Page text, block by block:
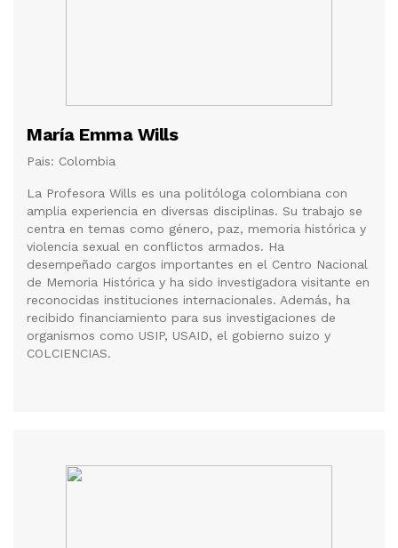
María Emma Wills
Pais: Colombia
La Profesora Wills es una politóloga colombiana con
amplia experiencia en diversas disciplinas. Su trabajo se
centra en temas como género, paz, memoria histórica y
violencia sexual en conflictos armados. Ha
desempeñado cargos importantes en el Centro Nacional
de Memoria Histórica y ha sido investigadora visitante en
reconocidas instituciones internacionales. Además, ha
recibido financiamiento para sus investigaciones de
organismos como USIP, USAID, el gobierno suizo y
COLCIENCIAS.